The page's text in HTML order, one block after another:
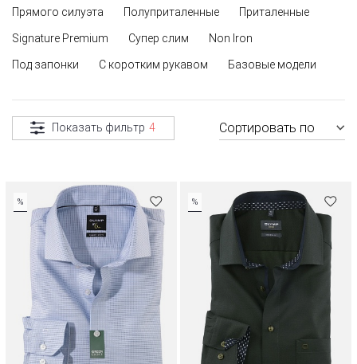
Прямого силуэта Полуприталенные Приталенные
Signature Premium Супер слим Non Iron
Под запонки С коротким рукавом Базовые модели
Показать фильтр 4 Сортировать по
% %